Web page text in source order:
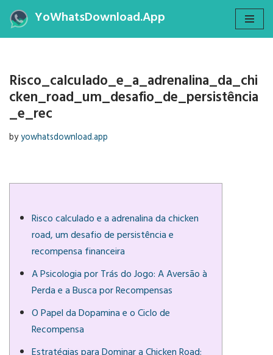
Skip
YoWhatsDownload.App
Risco_calculado_e_a_adrenalina_da_chi
cken_road_um_desafio_de_persistência
_e_rec
byyowhatsdownload.app
Risco calculado e a adrenalina da chicken
road, um desafio de persistência e
recompensa financeira
A Psicologia por Trás do Jogo: A Aversão à
Perda e a Busca por Recompensas
O Papel da Dopamina e o Ciclo de
Recompensa